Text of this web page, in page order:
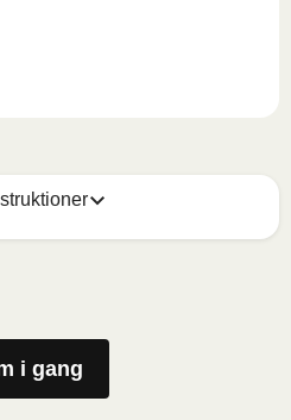
hvile i yderligere 1
Vær forsigtig med den
i gang